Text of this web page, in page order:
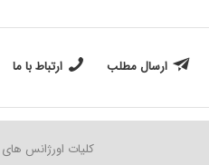
ارسال مطلب ارتباط با ما
کلیات اورژانس های